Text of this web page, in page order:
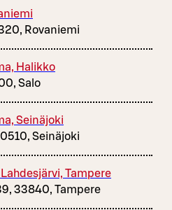
Rovaniemi
Halikko
Salo
Seinäjoki
Seinäjoki
Lahdesjärvi, Tampere
33840, Tampere